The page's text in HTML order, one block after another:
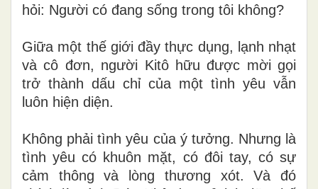
hỏi: Người có đang sống trong tôi không?
Giữa một thế giới đầy thực dụng, lạnh nhạt
và cô đơn, người Kitô hữu được mời gọi
trở thành dấu chỉ của một tình yêu vẫn
luôn hiện diện.
Không phải tình yêu của ý tưởng. Nhưng là
tình yêu có khuôn mặt, có đôi tay, có sự
cảm thông và lòng thương xót. Và đó